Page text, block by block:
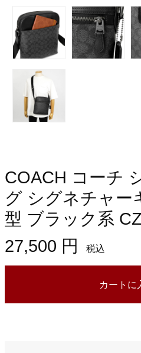
COACH コーチ
グ シグネチャー
型 ブラック系
27,500 円
税込
カートに